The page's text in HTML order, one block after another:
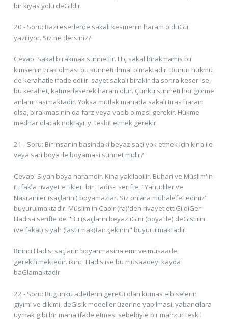
bir kiyas yolu deGildir.
20 - Soru: Bazi eserlerde sakali kesmenin haram olduGu
yaziliyor. Siz ne dersiniz?
Cevap: Sakal birakmak sünnettir. Hiç sakal birakmamis bir
kimsenin tiras olmasi bu sünneti ihmal olmaktadir. Bunun hükmü
de kerahatle ifade edilir. sayet sakali birakir da sonra keser ise,
bu kerahet, katmerleserek haram olur. Çünkü sünneti hor görme
anlami tasimaktadir. Yoksa mutlak manada sakali tiras haram
olsa, birakmasinin da farz veya vacib olmasi gerekir. Hükme
medhar olacak noktayi iyi tesbit etmek gerekir.
21 - Soru: Bir insanin basindaki beyaz saçi yok etmek için kina ile
veya sari boya ile boyamasi sünnet midir?
Cevap: Siyah boya haramdir. Kina yakilabilir. Buhari ve Müslim'in
ittifakla rivayet ettikleri bir Hadis-i serifte, "Yahudiler ve
Nasraniler (saçlarini) boyamazlar. Siz onlara muhalefet ediniz"
buyurulmaktadir. Müslim'in Cabir (ra)'den rivayet ettiGi diGer
Hadis-i serifte de "Bu (saçlarin beyazliGini (boya ile) deGistirin
(ve fakat) siyah (lastirmak)tan çekinin" buyurulmaktadir.
Birinci Hadis, saçlarin boyanmasina emr ve müsaade
gerektirmektedir. ikinci Hadis ise bu müsaadeyi kayda
baGlamaktadir.
22 - Soru: Bugünkü adetlerin gereGi olan kumas elbiselerin
giyimi ve dikimi, deGisik modeller üzerine yapilmasi, yabancilara
uymak gibi bir mana ifade etmesi sebebiyle bir mahzur teskil